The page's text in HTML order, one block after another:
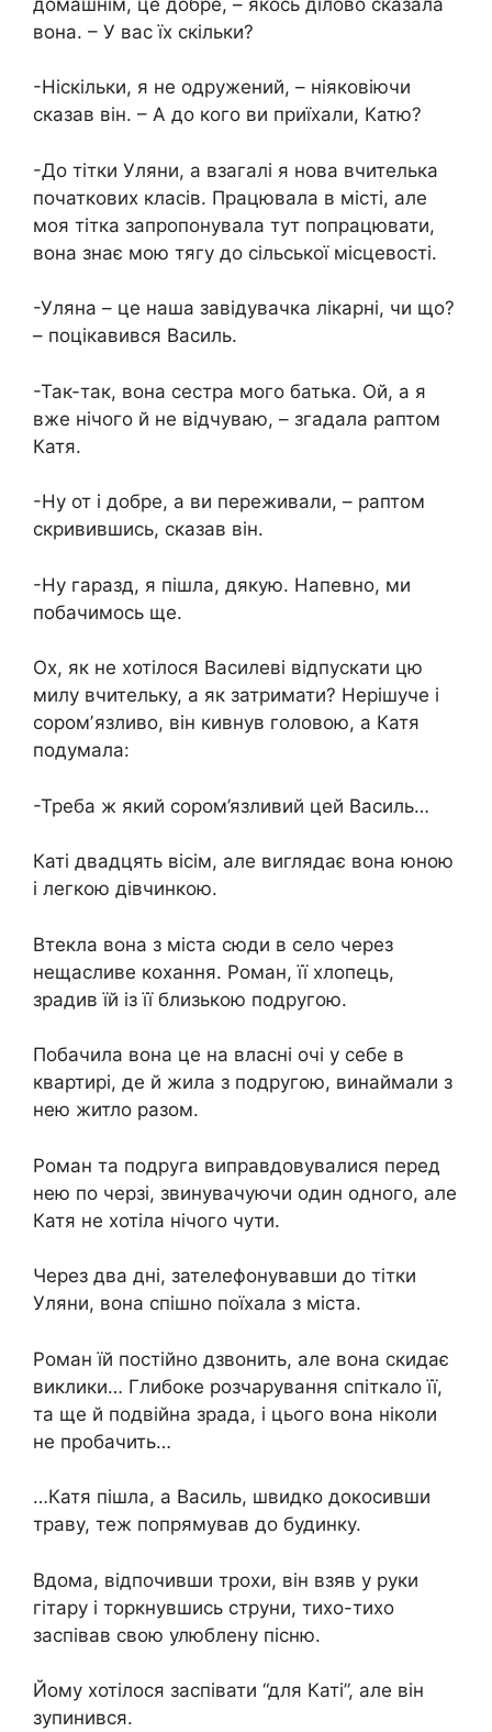
вона. – У вас їх скільки?
-Ніскільки, я не одружений, – ніяковіючи
сказав він. – А до кого ви приїхали, Катю?
-До тітки Уляни, а взагалі я нова вчителька
початкових класів. Працювала в місті, але
моя тітка запропонувала тут попрацювати,
вона знає мою тягу до сільської місцевості.
-Уляна – це наша завідувачка лікарні, чи що?
– поцікавився Василь.
-Так-так, вона сестра мого батька. Ой, а я
вже нічого й не відчуваю, – згадала раптом
Катя.
-Ну от і добре, а ви переживали, – раптом
скривившись, сказав він.
-Ну гаразд, я пішла, дякую. Напевно, ми
побачимось ще.
Ох, як не хотілося Василеві відпускати цю
милу вчительку, а як затримати? Нерішуче і
соромʼязливо, він кивнув головою, а Катя
подумала:
-Треба ж який сором’язливий цей Василь…
Каті двадцять вісім, але виглядає вона юною
і легкою дівчинкою.
Втекла вона з міста сюди в село через
нещасливе кохання. Роман, її хлопець,
зрадив їй із її близькою подругою.
Побачила вона це на власні очі у себе в
квартирі, де й жила з подругою, винаймали з
нею житло разом.
Роман та подруга виправдовувалися перед
нею по черзі, звинувачуючи один одного, але
Катя не хотіла нічого чути.
Через два дні, зателефонувавши до тітки
Уляни, вона спішно поїхала з міста.
Роман їй постійно дзвонить, але вона скидає
виклики… Глибоке розчарування спіткало її,
та ще й подвійна зрада, і цього вона ніколи
не пробачить…
…Катя пішла, а Василь, швидко докосивши
траву, теж попрямував до будинку.
Вдома, відпочивши трохи, він взяв у руки
гітару і торкнувшись струни, тихо-тихо
заспівав свою улюблену пісню.
Йому хотілося заспівати “для Каті”, але він
зупинився.